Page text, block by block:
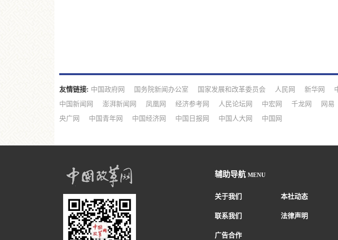
友情链接: 中国政府网 国务院新闻办公室 国家发展和改革委员会 人民网 新华网
中国新闻网
澎湃新闻网 凤凰网 经济参考网 人民论坛网 中宏网 千龙网 网易
央广网
中国青年网 中国经济网 中国日报网 中国人大网 中国网
辅助导航 MENU
关于我们 本社动态
联系我们 法律声明
广告合作